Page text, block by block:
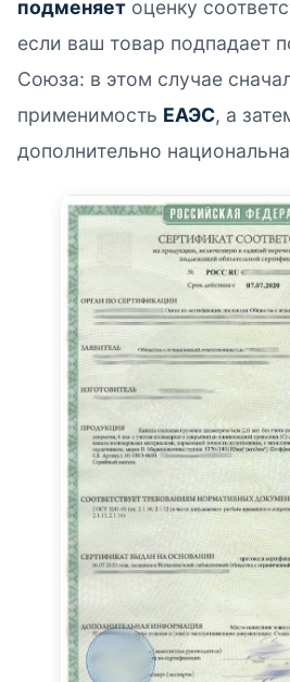
подменяет оценку
если ваш товар подпадает
Союза: в этом случае
применимость ЕАЭС, а
дополнительно